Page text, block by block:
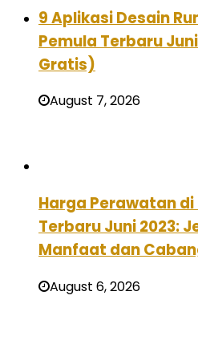
9 Aplikasi Desain
Pemula Terbaru
Gratis)
August 7, 2026
Harga Perawatan
Terbaru Juni 2023:
Manfaat dan
August 6, 2026